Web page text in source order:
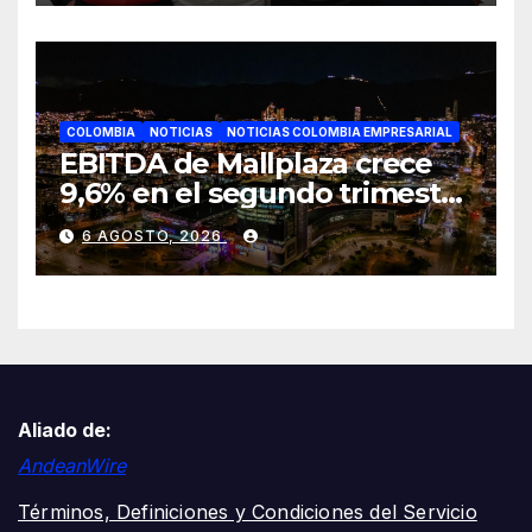
COLOMBIA NOTICIAS NOTICIAS COLOMBIA EMPRESARIAL
EBITDA de Mallplaza crece
9,6% en el segundo trimestre
mientras avanza en su plan
de crecimiento en Colombia
6 AGOSTO, 2026
Aliado de:
AndeanWire
Términos, Definiciones y Condiciones del Servicio